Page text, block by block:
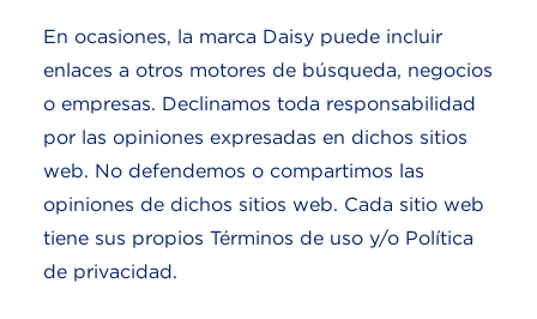
En ocasiones, la marca Daisy puede incluir
enlaces a otros motores de búsqueda, negocios
o empresas. Declinamos toda responsabilidad
por las opiniones expresadas en dichos sitios
web. No defendemos o compartimos las
opiniones de dichos sitios web. Cada sitio web
tiene sus propios Términos de uso y/o Política
de privacidad.